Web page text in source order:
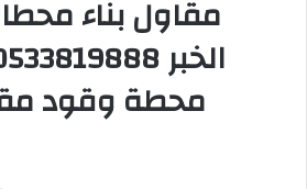
مقاول بناء
محطة وقود